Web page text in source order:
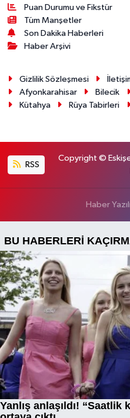
Puan Durumu ve Fikstür
Tüm Manşetler
Son Dakika Haberleri
Haber Arşivi
Gizlilik Sözleşmesi
Afyonkarahisar
Bilecik
Kütahya
Rüya Tabirleri
RSS
Copyright ©
Haber